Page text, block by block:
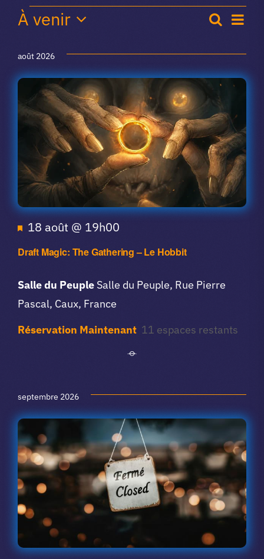
Contact
app.
Vibe Game
Agenda
du
club
et
de
vues
du
club
Liste
À venir
une
date.
août 2026
Draft Magic: The Gathering – Le Hobbit
Mis
en
18 août @ 19h00
Salle du Peuple Salle du Peuple, Rue Pierre
Pascal, Caux, France
Réservation Maintenant 11 espaces restants
septembre 2026